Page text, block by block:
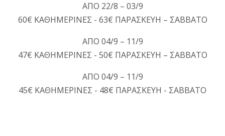
ΑΠΟ 22/8 – 03/9
60€ ΚΑΘΗΜΕΡΙΝΕΣ - 63€ ΠΑΡΑΣΚΕΥΗ – ΣΑΒΒΑΤΟ
ΑΠΟ 04/9 – 11/9
47€ ΚΑΘΗΜΕΡΙΝΕΣ - 50€ ΠΑΡΑΣΚΕΥΗ – ΣΑΒΒΑΤΟ
ΑΠΟ 04/9 – 11/9
45€ ΚΑΘΗΜΕΡΙΝΕΣ - 48€ ΠΑΡΑΣΚΕΥΗ - ΣΑΒΒΑΤΟ